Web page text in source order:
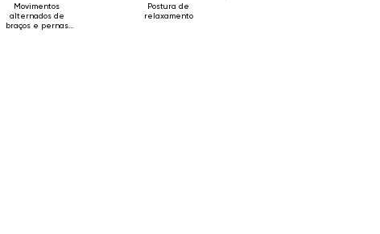
Movimentos
alternados de
braços e pernas
Postura de
relaxamento